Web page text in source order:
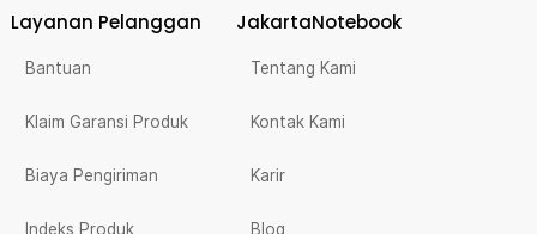
Layanan Pelanggan
Bantuan
Klaim Garansi Produk
Biaya Pengiriman
Indeks Produk
JakartaNotebook
Tentang Kami
Kontak Kami
Karir
Blog